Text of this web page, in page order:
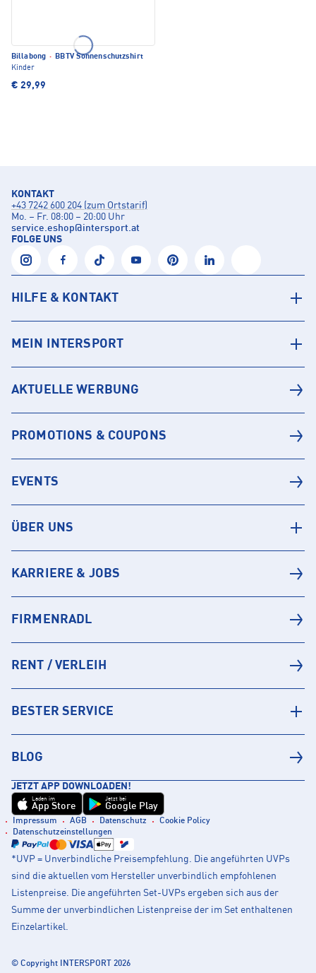
Billabong · BBTV Sonnenschutzshirt
Kinder
€ 29,99
KONTAKT
+43 7242 600 204 (zum Ortstarif)
Mo. – Fr. 08:00 – 20:00 Uhr
service.eshop@intersport.at
FOLGE UNS
HILFE & KONTAKT
MEIN INTERSPORT
AKTUELLE WERBUNG
PROMOTIONS & COUPONS
EVENTS
ÜBER UNS
KARRIERE & JOBS
FIRMENRADL
RENT / VERLEIH
BESTER SERVICE
BLOG
JETZT APP DOWNLOADEN!
Laden im
App Store
Jetzt bei
Google Play
Impressum AGB Datenschutz
Cookie Policy
Datenschutzeinstellungen
*UVP = Unverbindliche Preisempfehlung. Die angeführten UVPs
sind die aktuellen vom Hersteller unverbindlich empfohlenen
Listenpreise. Die angeführten Set-UVPs ergeben sich aus der
Summe der unverbindlichen Listenpreise der im Set enthaltenen
Einzelartikel.
© Copyright INTERSPORT 2026